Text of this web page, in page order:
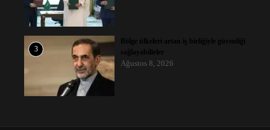
3
Bölge ülkeleri artan iş birliğiyle güvenliği
sağlayabilirler
Ağustos 8, 2026